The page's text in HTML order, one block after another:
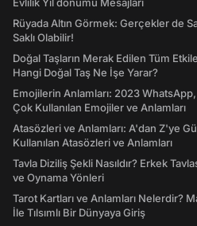
Rüyada Altın Görmek: Gerçekler de
Saklı Olabilir!
Doğal Taşların Merak Edilen Tüm
Hangi Doğal Taş Ne İşe Yarar?
Emojilerin Anlamları: 2023
Çok Kullanılan Emojiler ve Anlamları
Atasözleri ve Anlamları: A'dan Z'ye
Kullanılan Atasözleri ve Anlamları
Tavla Diziliş Şekli Nasıldır? Erkek
ve Oynama Yönleri
Tarot Kartları ve Anlamları Nelerdir?
İle Tılsımlı Bir Dünyaya Giriş